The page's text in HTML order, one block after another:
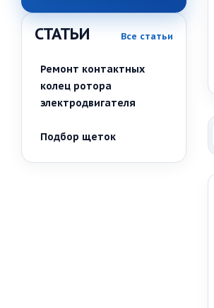
СТАТЬИ Все статьи
Ремонт контактных
колец ротора
электродвигателя
Подбор щеток